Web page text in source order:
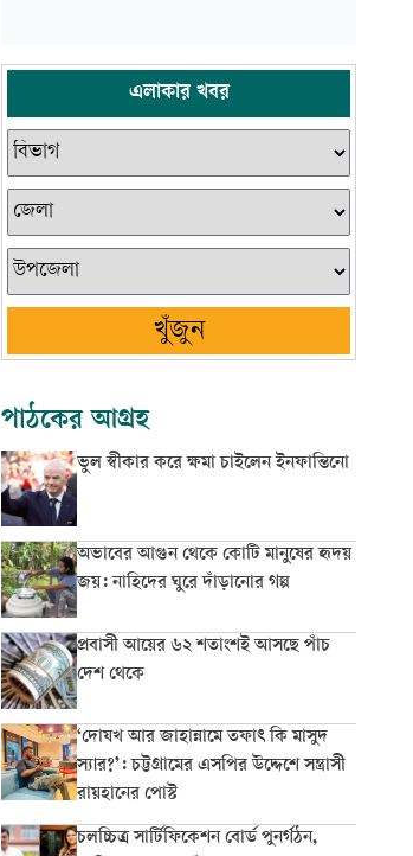
এলাকার খবর
খুঁজুন
পাঠকের আগ্রহ
ভুল স্বীকার করে ক্ষমা চাইলেন ইনফান্তিনো
অভাবের আগুন থেকে কোটি মানুষের হৃদয়
জয়: নাহিদের ঘুরে দাঁড়ানোর গল্প
প্রবাসী আয়ের ৬২ শতাংশই আসছে পাঁচ
দেশ থেকে
‘দোযখ আর জাহান্নামে তফাৎ কি মাসুদ
স্যার?’: চট্টগ্রামের এসপির উদ্দেশে সন্ত্রাসী
রায়হানের পোস্ট
চলচ্চিত্র সার্টিফিকেশন বোর্ড পুনর্গঠন,